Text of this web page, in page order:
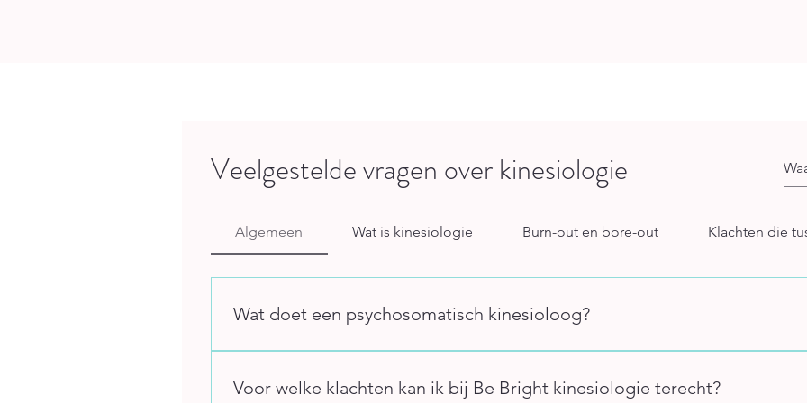
Veelgestelde vragen over kinesiologie
Algemeen Wat is kinesiologie Burn-out en bore-out Klachten die
Wat doet een psychosomatisch kinesioloog?
spiertesten onderzoek ik waar jouw systeem vastloopt: door stress, oude emoties, of een
Voor welke klachten kan ik bij Be Bright kinesiologie terecht?